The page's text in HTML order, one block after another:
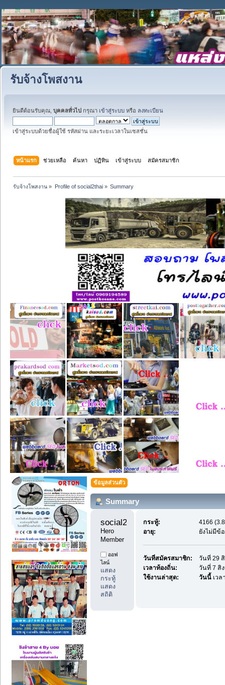
รับจ้างโพสงาน
ยินดีต้อนรับคุณ, บุคคลทั่วไป กรุณา เข้าสู่ระบบ หรือ ลงทะเบียน
เข้าสู่ระบบด้วยชื่อผู้ใช้ รหัสผ่าน และระยะเวลาในเซสชั่น
หน้าแรก ช่วยเหลือ ค้นหา ปฏิทิน เข้าสู่ระบบ สมัครสมาชิก
รับจ้างโพสงาน » Profile of social2thai» Summary
ข้อมูลส่วนตัว
Summary
Hero
Member
ออฟ
ไลน์
แสดง
กระทู้
แสดง
สถิติ
กระทู้:
4166
อายุ:
ยังไม่มีข้
วันที่สมัครสมาชิก:
วันที่ 29
เวลาท้องถิ่น:
วันที่ 7 สิ
ใช้งานล่าสุด:
วันนี้เวล